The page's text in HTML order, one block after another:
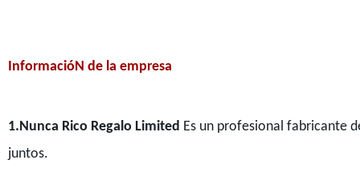
InformacióN de la empresa
1.Nunca Rico Regalo Limited Es un profesional fabricante
juntos.